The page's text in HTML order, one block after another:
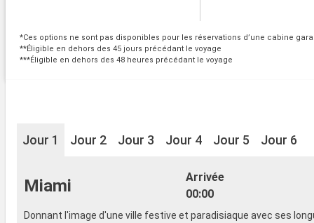
*Ces options ne sont pas disponibles pour les réservations d’une cabine
**Éligible en dehors des 45 jours précédant le voyage
***Éligible en dehors des 48 heures précédant le voyage
Jour 1 Jour 2 Jour 3 Jour 4 Jour 5 Jour 6
Miami
Arrivée
00:00
Donnant l'image d'une ville festive et paradisiaque avec ses